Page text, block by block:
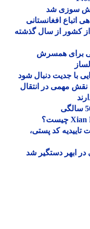
سوزی شد
افغانستانی
تبعه از کشور از سال گذشته
همسرش
جدیت دنبال شود
مهمی در انتقال
کد پستی،